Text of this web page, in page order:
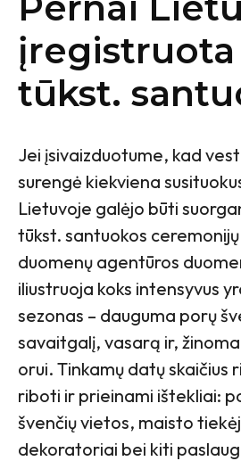
įregistruota
tūkst.
Jei įsivaizduotume, kad
surengė kiekviena
Lietuvoje galėjo būti
tūkst. santuokos
duomenų agentūros
iliustruoja koks intensyvus
sezonas – dauguma porų
savaitgalį, vasarą ir,
orui. Tinkamų datų skaičius
riboti ir prieinami ištekliai:
švenčių vietos, maisto
dekoratoriai bei kiti